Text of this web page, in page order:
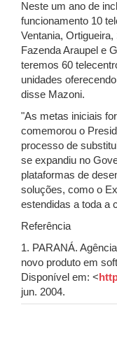
Neste um ano de
funcionamento 10
Ventania,
Fazenda Araupel e
teremos 60
unidades
disse Mazoni.
"As metas iniciais
comemorou o
processo de
se expandiu no
plataformas de
soluções, como o
estendidas a toda a
Referência
1. PARANÁ.
novo produto em
Disponível em: <
jun. 2004.